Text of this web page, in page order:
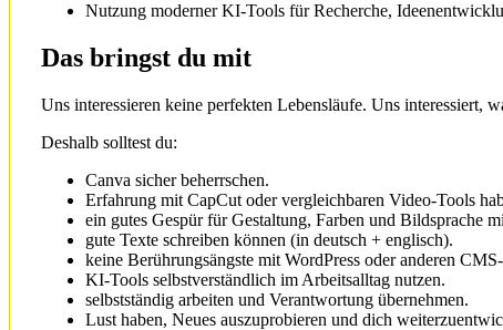
Nutzung moderner KI-Tools für Recherche,
Das bringst du mit
Uns interessieren keine perfekten Lebensläufe. Uns interessiert,
Deshalb solltest du:
Canva sicher beherrschen.
Erfahrung mit CapCut oder vergleichbaren Video-Tools
ein gutes Gespür für Gestaltung, Farben und Bildsprache
gute Texte schreiben können (in deutsch + englisch).
keine Berührungsängste mit WordPress oder anderen
KI-Tools selbstverständlich im Arbeitsalltag nutzen.
selbstständig arbeiten und Verantwortung übernehmen.
Lust haben, Neues auszuprobieren und dich